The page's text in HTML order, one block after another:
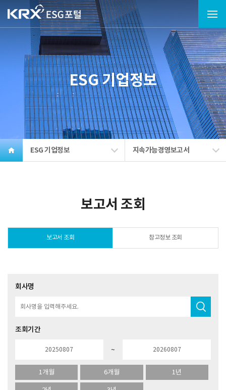
ESG 기업정보
ESG 기업정보 지속가능경영보고서
보고서 조회
보고서 조회 참고정보 조회
회사명
조회기간
~
1개월 6개월 1년